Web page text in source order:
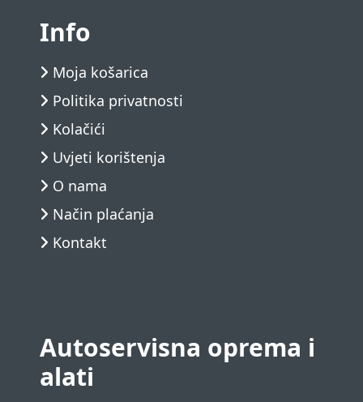
Info
Moja košarica
Politika privatnosti
Kolačići
Uvjeti korištenja
O nama
Način plaćanja
Kontakt
Autoservisna oprema i
alati